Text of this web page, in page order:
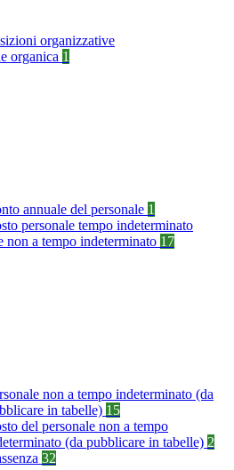
organizzative
organica 1
annuale del personale 1
personale tempo indeterminato
non a tempo indeterminato 17
non a tempo indeterminato (da
in tabelle) 15
del personale non a tempo
(da pubblicare in tabelle) 2
32